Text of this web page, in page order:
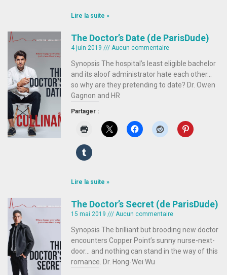
Lire la suite »
The Doctor’s Date (de ParisDude)
4 juin 2019 Aucun commentaire
Synopsis The hospital’s least eligible bachelor
and its aloof administrator hate each other…
so why are they pretending to date? Dr. Owen
Gagnon and HR
Partager :
Lire la suite »
The Doctor’s Secret (de ParisDude)
15 mai 2019 Aucun commentaire
Synopsis The brilliant but brooding new doctor
encounters Copper Point’s sunny nurse-next-
door… and nothing can stand in the way of this
romance. Dr. Hong-Wei Wu